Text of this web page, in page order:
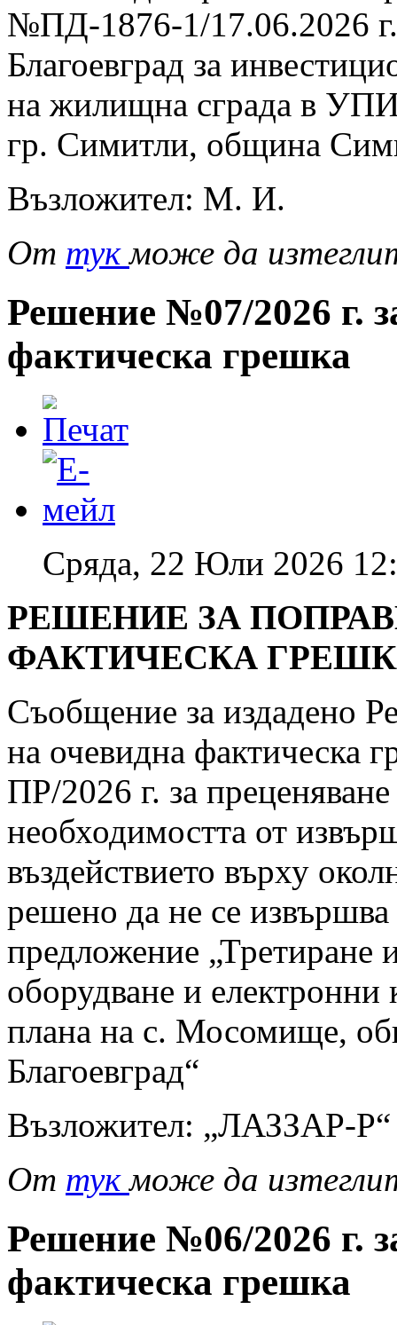
№ПД-1876-1/17.06.2026
Благоевград за
на жилищна сграда в
гр. Симитли, община
Възложител: М. И.
От тукможе да
Решение №07/2026 г.
фактическа грешка
Сряда, 22 Юли 2026
РЕШЕНИЕ ЗА
ФАКТИЧЕСКА ГРЕШКА
Съобщение за издадено
на очевидна
ПР/2026 г. за
необходимостта от
въздействието върху
решено да не се
предложение „Третиране
оборудване и
плана на с. Мосомище,
Благоевград“
Възложител: „ЛАЗЗАР-
От тукможе да
Решение №06/2026 г.
фактическа грешка